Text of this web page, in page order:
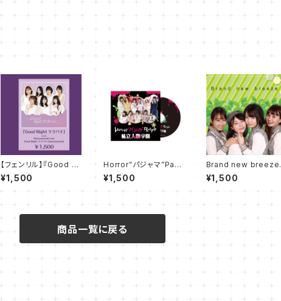
【フェンリル】『Good Ni
ght ララバイ』ＣＤ
¥1,500
Horror”パジャマ”Part
y/CD
¥1,500
Brand new breeze/
CD
¥1,500
商品一覧に戻る